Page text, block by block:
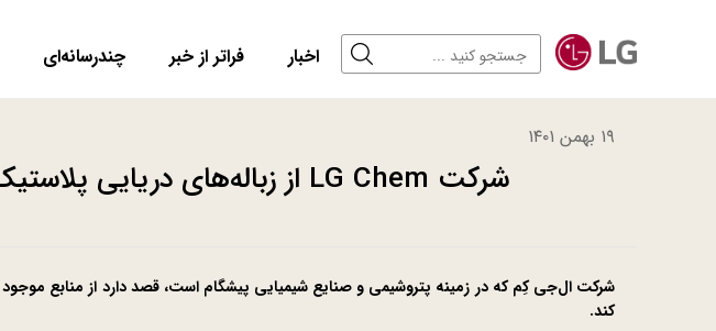
اخبار فراتر از خبر چندرسانه‌ای
۱۹ بهمن ۱۴۰۱
شرکت LG Chem از زباله‌های دریایی پلاستیک می‌سازد
شرکت ال‌جی کِم که در زمینه پتروشیمی و صنایع شیمیایی پیشگام است، قصد دارد از منابع
کند.